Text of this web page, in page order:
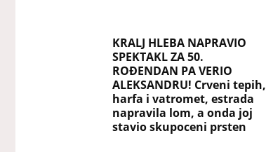
KRALJ HLEBA NAPRAVIO
SPEKTAKL ZA 50.
ROĐENDAN PA VERIO
ALEKSANDRU! Crveni tepih,
harfa i vatromet, estrada
napravila lom, a onda joj
stavio skupoceni prsten